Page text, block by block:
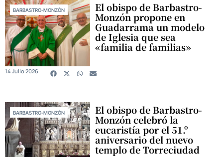
BARBASTRO-MONZÓN El obispo de Barbastro-
Monzón propone en
Guadarrama un modelo
de Iglesia que sea
«familia de familias»
14 Julio 2026
BARBASTRO-MONZÓN El obispo de Barbastro-
Monzón celebró la
eucaristía por el 51.º
aniversario del nuevo
templo de Torreciudad